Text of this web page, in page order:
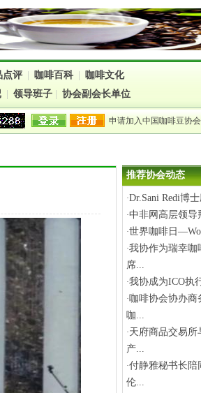
点评 咖啡百科
咖啡文化
领导班子 协会副会长单位
申请加入中国咖啡豆协
推荐协会动态
·Dr.Sani Redi博
·中非网高层领导
·世界咖啡日
·我协作为瑞幸咖
席...
·我协成为ICO执
·咖啡协会协办商
咖...
·天府商品交易所
产...
·付静雅秘书长陪
伦...